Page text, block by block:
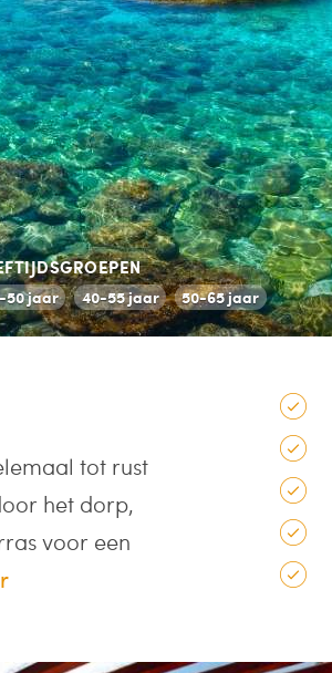
50 jaar 40-55 jaar 50-65 jaar
tot rust
het dorp,
voor een